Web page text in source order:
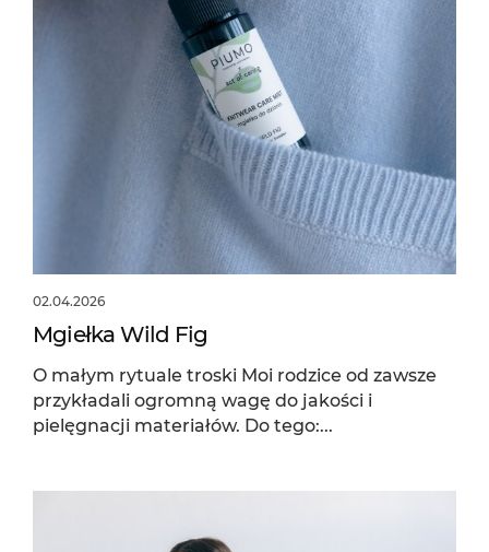
02.04.2026
Mgiełka Wild Fig
O małym rytuale troski Moi rodzice od zawsze
przykładali ogromną wagę do jakości i
pielęgnacji materiałów. Do tego:...